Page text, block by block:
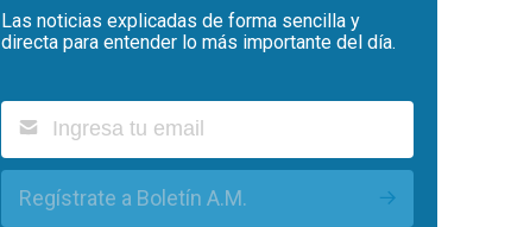
Las noticias explicadas de forma sencilla y
directa para entender lo más importante del día.
Regístrate a Boletín A.M.